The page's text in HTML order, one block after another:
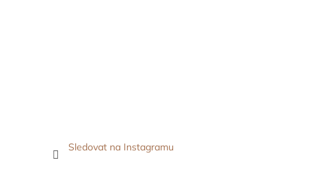
Sledovat na Instagramu